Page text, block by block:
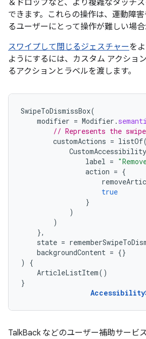
＆ドロップなど、より複雑なタッチ
できます。これらの操作は、運動障
るユーザーにとって操作が難しい場合
スワイプして閉じるジェスチャーを
ようにするには、カスタム アクショ
るアクションとラベルを渡します。
SwipeToDismissBox(
modifier = Modifier .
// Represents the
customActions = listOf(
label =
action = {
true
}
)
)
},
state =
backgroundContent = {}
)
{
ArticleListItem()
}
TalkBack などのユーザー補助サービ